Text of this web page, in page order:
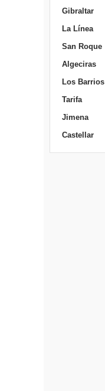
Gibraltar
La Línea
San Roque
Algeciras
Los Barrios
Tarifa
Jimena
Castellar